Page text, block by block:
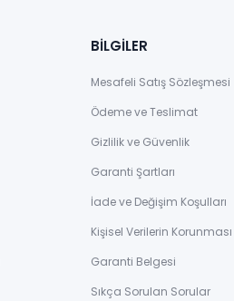
BİLGİLER
Mesafeli Satış Sözleşmesi
Ödeme ve Teslimat
Gizlilik ve Güvenlik
Garanti Şartları
İade ve Değişim Koşulları
Kişisel Verilerin Korunması
Garanti Belgesi
Sıkça Sorulan Sorular